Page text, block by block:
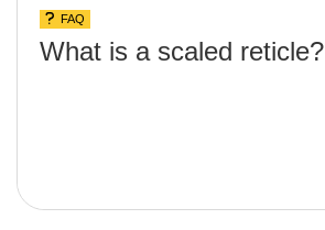
FAQ
What is a scaled reticle?